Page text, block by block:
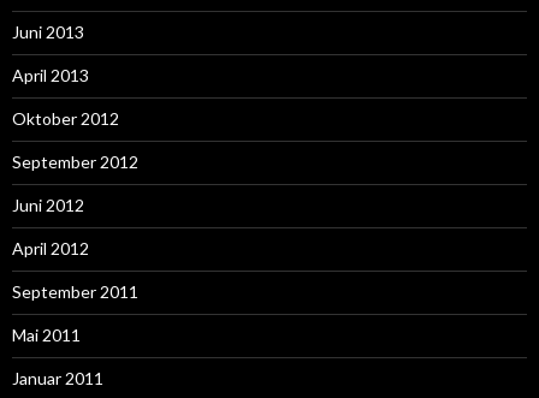
Juni 2013
April 2013
Oktober 2012
September 2012
Juni 2012
April 2012
September 2011
Mai 2011
Januar 2011